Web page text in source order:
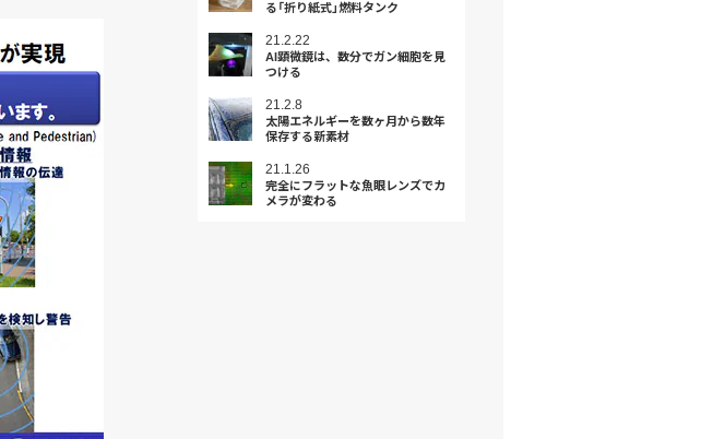
る「折り紙式」燃料タンク
21.2.22
AI顕微鏡は、数分でガン細胞を見
つける
21.2.8
太陽エネルギーを数ヶ月から数年
保存する新素材
21.1.26
完全にフラットな⿂眼レンズでカ
メラが変わる